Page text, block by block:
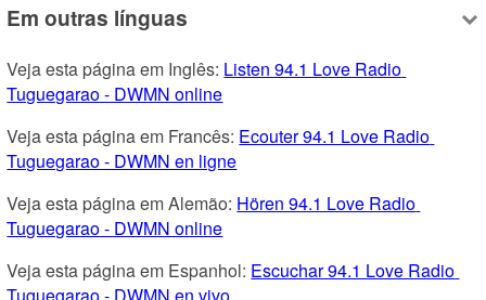
Em outras línguas
Veja esta página em Inglês: Listen 94.1 Love Radio
Tuguegarao - DWMN online
Veja esta página em Francês: Ecouter 94.1 Love Radio
Tuguegarao - DWMN en ligne
Veja esta página em Alemão: Hören 94.1 Love Radio
Tuguegarao - DWMN online
Veja esta página em Espanhol: Escuchar 94.1 Love Radio
Tuguegarao - DWMN en vivo